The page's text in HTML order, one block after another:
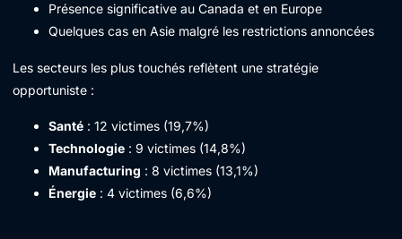
Présence significative au Canada et en Europe
Quelques cas en Asie malgré les restrictions annoncées
Les secteurs les plus touchés reflètent une stratégie
opportuniste :
Santé : 12 victimes (19,7%)
Technologie : 9 victimes (14,8%)
Manufacturing : 8 victimes (13,1%)
Énergie : 4 victimes (6,6%)